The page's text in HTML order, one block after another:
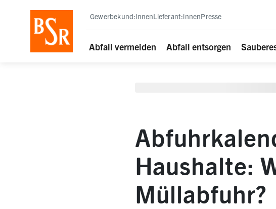
Gewerbekund:innenLieferant:innenPresse
Abfall vermeiden Abfall entsorgen
Haushalte:
Müllabfuhr?